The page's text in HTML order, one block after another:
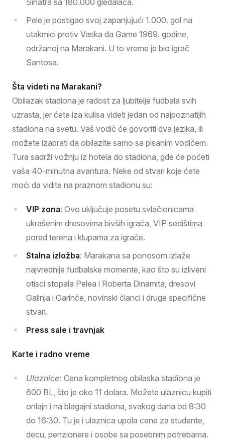
Sinatra sa 180.000 gledalaca.
Pele je postigao svoj zapanjujući 1.000. gol na
utakmici protiv Vaska da Game 1969. godine,
održanoj na Marakani. U to vreme je bio igrač
Santosa.
Šta videti na Marakani?
Obilazak stadiona je radost za ljubitelje fudbala svih
uzrasta, jer ćete iza kulisa videti jedan od najpoznatijih
stadiona na svetu. Vaš vodič će govoriti dva jezika, ili
možete izabrati da obilazite samo sa pisanim vodičem.
Tura sadrži vožnju iz hotela do stadiona, gde će početi
vaša 40-minutna avantura. Neke od stvari koje ćete
moći da vidite na praznom stadionu su:
VIP zona: Ovo uključuje posetu svlačionicama
ukrašenim dresovima bivših igrača, VIP sedištima
pored terena i klupama za igrače.
Stalna izložba: Marakana sa ponosom izlaže
najvrednije fudbalske momente, kao što su izliveni
otisci stopala Pelea i Roberta Dinamita, dresovi
Galinja i Garinče, novinski članci i druge specifične
stvari.
Press sale i travnjak
Karte i radno vreme
Ulaznice: Cena kompletnog obilaska stadiona je
600 BL, što je oko 11 dolara. Možete ulaznicu kupiti
onlajn i na blagajni stadiona, svakog dana od 8:30
do 16:30. Tu je i ulaznica upola cene za studente,
decu, penzionere i osobe sa posebnim potrebama.